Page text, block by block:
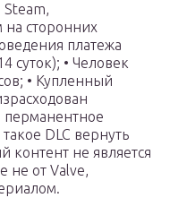
сторонних
платежа
суток); • Человек
• Купленный
перманентное
DLC вернуть
контент не является
не от Valve,